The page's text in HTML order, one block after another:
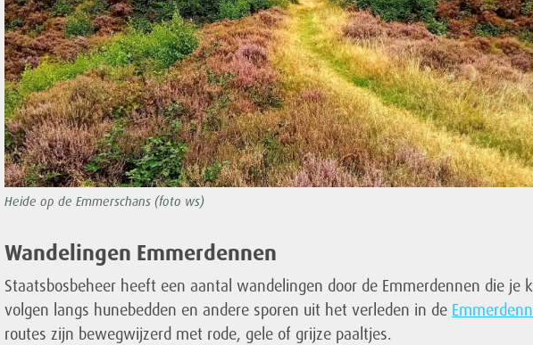
Heide op de Emmerschans (foto ws)
Wandelingen Emmerdennen
Staatsbosbeheer heeft een aantal wandelingen door de Emmerdennen die je
volgen langs hunebedden en andere sporen uit het verleden in de
routes zijn bewegwijzerd met rode, gele of grijze paaltjes.